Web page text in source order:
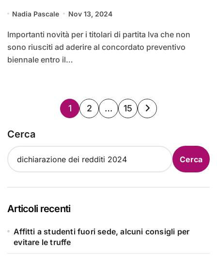
Nadia Pascale Nov 13, 2024
Importanti novità per i titolari di partita Iva che non
sono riusciti ad aderire al concordato preventivo
biennale entro il…
Paginazione
1 2 … 15
Cerca
Cerca
Articoli recenti
Affitti a studenti fuori sede, alcuni consigli per
evitare le truffe